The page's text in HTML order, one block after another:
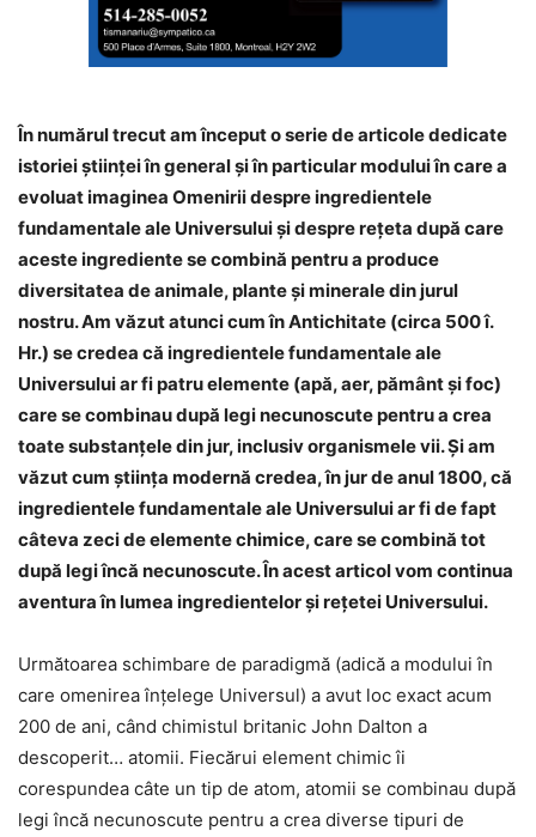
În numărul trecut am început o serie de articole dedicate
istoriei ştiinţei în general şi în particular modului în care a
evoluat imaginea Omenirii despre ingredientele
fundamentale ale Universului şi despre reţeta după care
aceste ingrediente se combină pentru a produce
diversitatea de animale, plante şi minerale din jurul
nostru. Am văzut atunci cum în Antichitate (circa 500 î.
Hr.) se credea că ingredientele fundamentale ale
Universului ar fi patru elemente (apă, aer, pământ şi foc)
care se combinau după legi necunoscute pentru a crea
toate substanţele din jur, inclusiv organismele vii. Şi am
văzut cum ştiinţa modernă credea, în jur de anul 1800, că
ingredientele fundamentale ale Universului ar fi de fapt
câteva zeci de elemente chimice, care se combină tot
după legi încă necunoscute. În acest articol vom continua
aventura în lumea ingredientelor şi reţetei Universului.
Următoarea schimbare de paradigmă (adică a modului în
care omenirea înţelege Universul) a avut loc exact acum
200 de ani, când chimistul britanic John Dalton a
descoperit… atomii. Fiecărui element chimic îi
corespundea câte un tip de atom, atomii se combinau după
legi încă necunoscute pentru a crea diverse tipuri de